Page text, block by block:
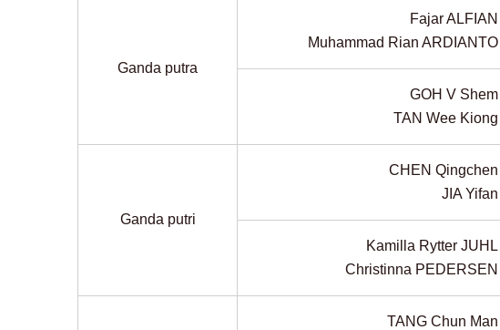
Ganda putra
Fajar ALFIAN
Muhammad Rian ARDIANTO
GOH V Shem
TAN Wee Kiong
Ganda putri
CHEN Qingchen
JIA Yifan
Kamilla Rytter JUHL
Christinna PEDERSEN
TANG Chun Man